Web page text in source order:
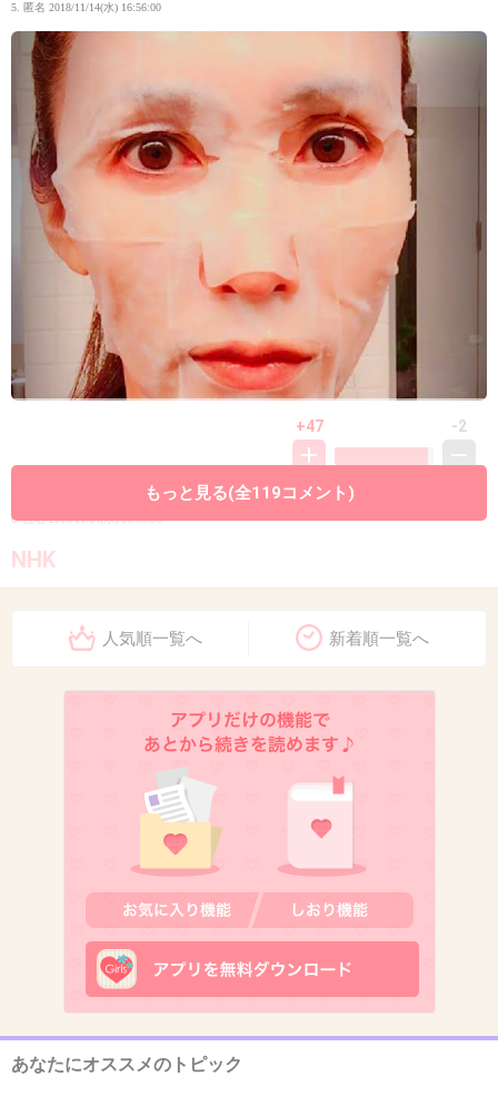
5. 匿名 2018/11/14(水) 16:56:00
+47 -2
6. 匿名2018/11/14(水) 16:56:06
NHK
2018/11/14(水) 16:56:12
向こうの覗く目と合った
+10
2018/11/14(水) 16:56:14
食欲が脅迫してくるから負けてしまう
+1
9. 匿名2018/11/14(水) 16:56:14
高田純次だよ～
もっと見る(全119コメント)
人気順一覧へ 新着順一覧へ
あなたにオススメのトピック